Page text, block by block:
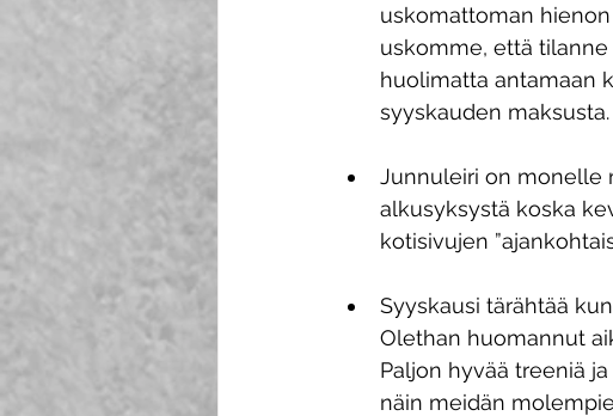
uskomattoman hienon
uskomme, että
huolimatta antamaan
syyskauden
Junnuleiri on monelle
alkusyksystä koska
kotisivujen
Syyskausi tärähtää
Olethan huomannut
Paljon hyvää treeniä
näin meidän